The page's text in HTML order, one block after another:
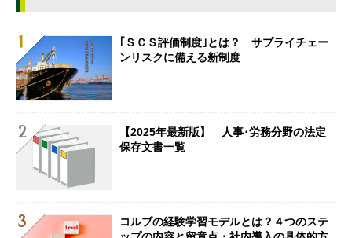
｢ＳＣＳ評価制度｣とは？ サプライチェー
ンリスクに備える新制度
【2025年最新版】 人事･労務分野の法定
保存文書一覧
コルブの経験学習モデルとは？４つのステ